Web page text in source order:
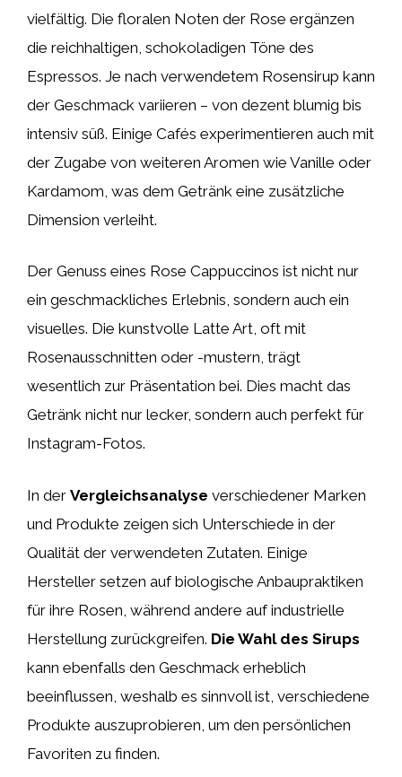
vielfältig. Die floralen Noten der Rose ergänzen
die reichhaltigen, schokoladigen Töne des
Espressos. Je nach verwendetem Rosensirup kann
der Geschmack variieren – von dezent blumig bis
intensiv süß. Einige Cafés experimentieren auch mit
der Zugabe von weiteren Aromen wie Vanille oder
Kardamom, was dem Getränk eine zusätzliche
Dimension verleiht.
Der Genuss eines Rose Cappuccinos ist nicht nur
ein geschmackliches Erlebnis, sondern auch ein
visuelles. Die kunstvolle Latte Art, oft mit
Rosenausschnitten oder -mustern, trägt
wesentlich zur Präsentation bei. Dies macht das
Getränk nicht nur lecker, sondern auch perfekt für
Instagram-Fotos.
In der Vergleichsanalyse verschiedener Marken
und Produkte zeigen sich Unterschiede in der
Qualität der verwendeten Zutaten. Einige
Hersteller setzen auf biologische Anbaupraktiken
für ihre Rosen, während andere auf industrielle
Herstellung zurückgreifen. Die Wahl des Sirups
kann ebenfalls den Geschmack erheblich
beeinflussen, weshalb es sinnvoll ist, verschiedene
Produkte auszuprobieren, um den persönlichen
Favoriten zu finden.